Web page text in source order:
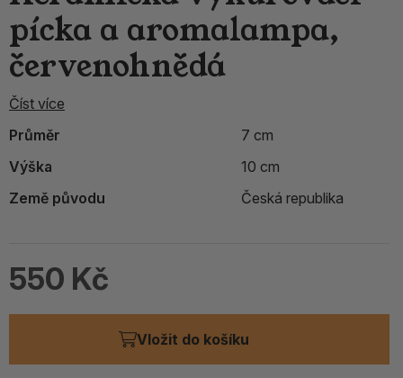
pícka a aromalampa,
červenohnědá
Číst více
Průměr
7 cm
Výška
10 cm
Země původu
Česká republika
550 Kč
Vložit do košíku